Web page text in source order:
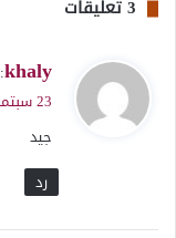
‫3 تعليقات
ي
ق
ل
khaly
:
23 سبتمبر 2019 الساعة 23 h 40 min
جيد
رد